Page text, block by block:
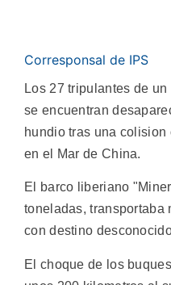
Corresponsal de IPS
Los 27 tripulantes de
se encuentran
hundio tras una
en el Mar de China.
El barco liberiano
toneladas, transportaba
con destino
El choque de los